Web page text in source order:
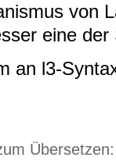
von
eine
an l3-
Übersetzen: